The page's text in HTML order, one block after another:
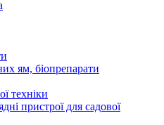
ям, біопрепарати
техніки
пристрої для садової